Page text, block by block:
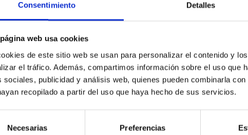
Consentimiento Detalles
web usa cookies
de este sitio web se usan para personalizar el contenido y
el tráfico. Además, compartimos información sobre el uso que
sociales, publicidad y análisis web, quienes pueden combinarla
recopilado a partir del uso que haya hecho de sus servicios.
Necesarias Preferencias
and Fourier baseline model for the Jupiter Trojan (15094)
the Two-meter Twin Telescope (TTT). Phase-Dispersion
NÚMERO DE CITAS 0